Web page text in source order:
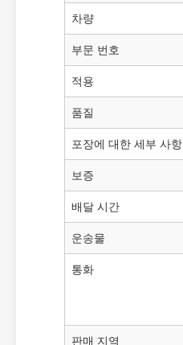
차량
부문 번호
적용
품질
포장에 대한 세부 사항
보증
배달 시간
운송물
통화
판매 지역